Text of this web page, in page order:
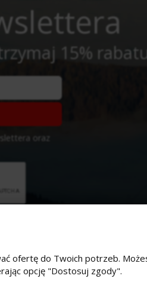
15%
oraz
ofertę do Twoich potrzeb.
opcję "Dostosuj zgody".